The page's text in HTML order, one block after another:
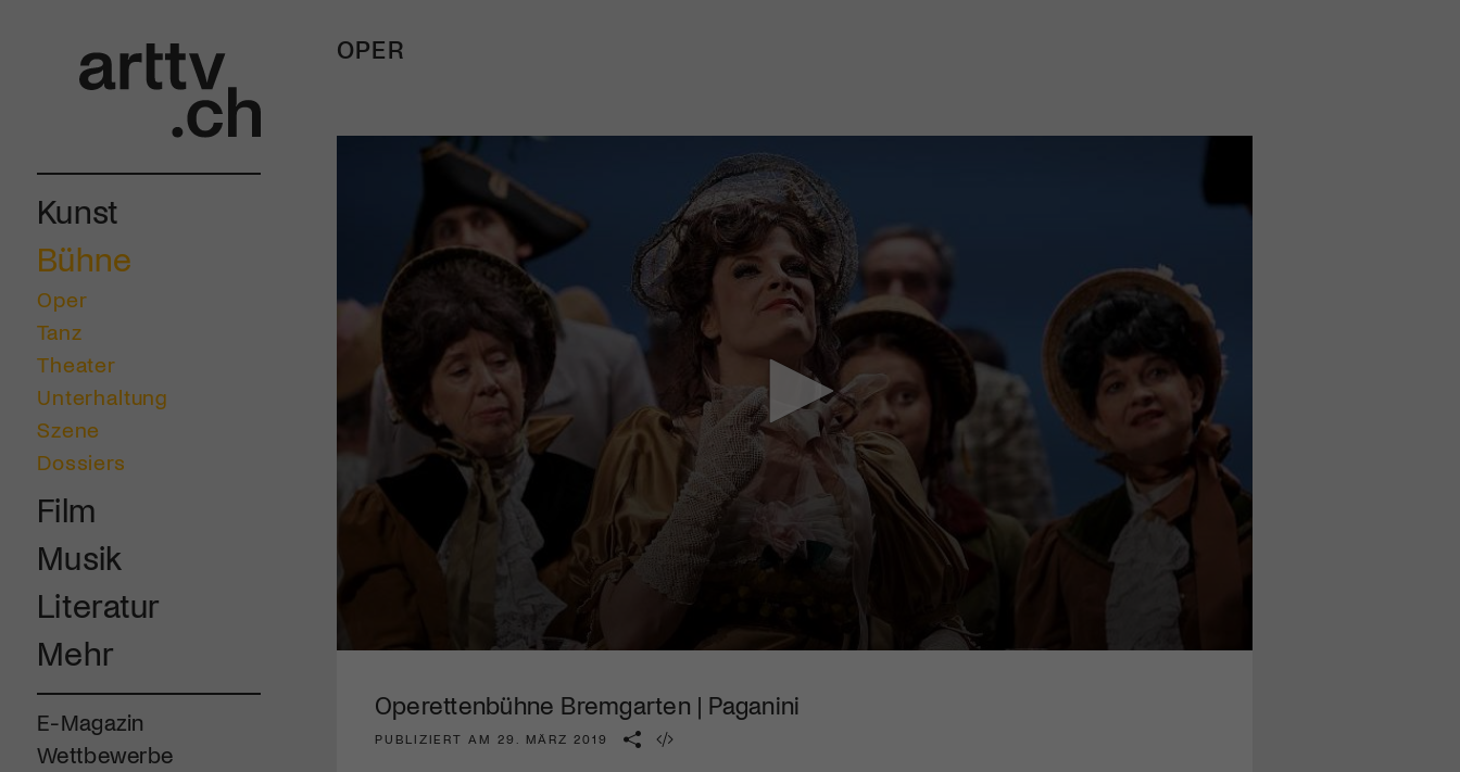
Kunst
Bühne
Oper
Tanz
Theater
Unterhaltung
Szene
Dossiers
Film
Musik
Literatur
Mehr
E-Magazin
Wettbewerbe
OPER
Operettenbühne Bremgarten | Paganini
PUBLIZIERT AM 29. MÄRZ 2019
Mach mit: «Be Part of the Art»!
Engagiere dich als Kulturliebhaber:in, Kulturschaffende(r) oder
Kulturinstitution und unterstütze unsere Arbeit.
Mit deiner Mitgliedschaft erhältst du kostenlosen Zugang zu
diversen Kulturevents.
Jetzt Mitglied werden